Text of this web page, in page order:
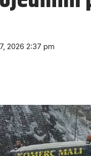
2026 2:37 pm